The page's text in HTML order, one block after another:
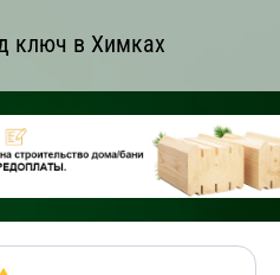
ключ в Химках